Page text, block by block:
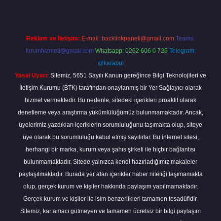
Reklam ve İletişim: E-mail: backlinkpaneli@gmail.com Teams:
forumhizmeti@gmail.com Whatsapp: 0262 606 0 726 Telegram:
@karabul
Yasal Uyarı: Sitemiz, 5651 Sayılı Kanun gereğince Bilgi Teknolojileri ve
İletişim Kurumu (BTK) tarafından onaylanmış bir Yer Sağlayıcı olarak
hizmet vermektedir. Bu nedenle, sitedeki içerikleri proaktif olarak
denetleme veya araştırma yükümlülüğümüz bulunmamaktadır. Ancak,
üyelerimiz yazdıkları içeriklerin sorumluluğunu taşımakta olup, siteye
üye olarak bu sorumluluğu kabul etmiş sayılırlar. Bu internet sitesi,
herhangi bir marka, kurum veya şahıs şirketi ile hiçbir bağlantısı
bulunmamaktadır. Sitede yalnızca kendi hazırladığımız makaleler
paylaşılmaktadır. Burada yer alan içerikler haber niteliği taşımamakta
olup, gerçek kurum ve kişiler hakkında paylaşım yapılmamaktadır.
Gerçek kurum ve kişiler ile isim benzerlikleri tamamen tesadüfidir.
Sitemiz, kar amacı gütmeyen ve tamamen ücretsiz bir bilgi paylaşım